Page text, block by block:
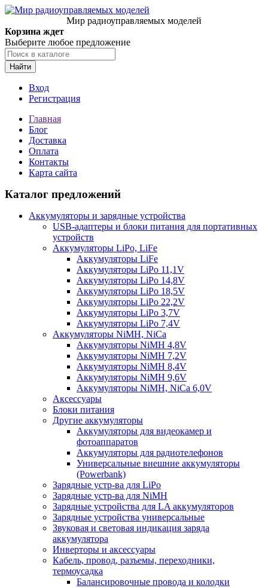
Мир радиоуправляемых моделей
Корзина ждет
Выберите любое предложение
Найти
Вход
Регистрация
Главная
Блог
Доставка
Оплата
Контакты
Карта сайта
Каталог предложений
Аккумуляторы и зарядные устройства
USB-адаптеры и блоки питания для портативных
устройств
Аккумуляторы LiPo, LiFe
Аккумуляторы LiFe
Аккумуляторы LiPo 11,1V
Аккумуляторы LiPo 14,8V
Аккумуляторы LiPo 18,5V
Аккумуляторы LiPo 22,2V
Аккумуляторы LiPo 3,7V
Аккумуляторы LiPo 7,4V
Аккумуляторы NiMH, NiCa
Аккумуляторы NiMH 4,8V
Аккумуляторы NiMH 7,2V
Аккумуляторы NiMH 8,4V
Аккумуляторы NiMH 9,6V
Аккумуляторы NiMH, NiCa 6,0V
Аксессуары
Блоки питания
Другие аккумуляторы
Аккумуляторы для видеокамер и
фотоаппаратов
Аккумуляторы для радиотелефонов
Универсальные внешние аккумуляторы
(Powerbank)
Зарядные устр-ва для LiPo
Зарядные устр-ва для NiMH
Зарядные устройства для LA аккумуляторов
Зарядные устройства универсальные
Звуковая и световая индикация заряда
аккумулятора
Инверторы и аксессуары
Кабель, провод, разъемы, переходники,
термоусадка
Балансировочные провода и колодки